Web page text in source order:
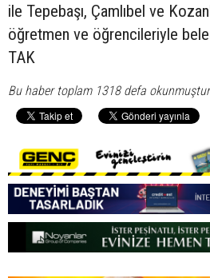
ile Tepebaşı, Çamlıbel ve
öğretmen ve öğrencileriyle
TAK
Bu haber toplam 1318 defa okunmuştur